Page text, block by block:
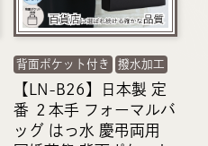
背面ポケット付き 撥水加工
【LN-B26】日本製 定
番 ２本手 フォーマルバ
ッグ はっ水 慶弔両用